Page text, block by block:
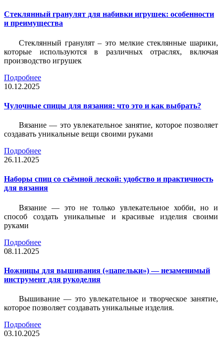
Стеклянный гранулят для набивки игрушек: особенности
и преимущества
Стеклянный гранулят – это мелкие стеклянные шарики,
которые используются в различных отраслях, включая
производство игрушек
Подробнее
10.12.2025
Чулочные спицы для вязания: что это и как выбрать?
Вязание — это увлекательное занятие, которое позволяет
создавать уникальные вещи своими руками
Подробнее
26.11.2025
Наборы спиц со съёмной леской: удобство и практичность
для вязания
Вязание — это не только увлекательное хобби, но и
способ создать уникальные и красивые изделия своими
руками
Подробнее
08.11.2025
Ножницы для вышивания («цапельки») — незаменимый
инструмент для рукоделия
Вышивание — это увлекательное и творческое занятие,
которое позволяет создавать уникальные изделия.
Подробнее
03.10.2025